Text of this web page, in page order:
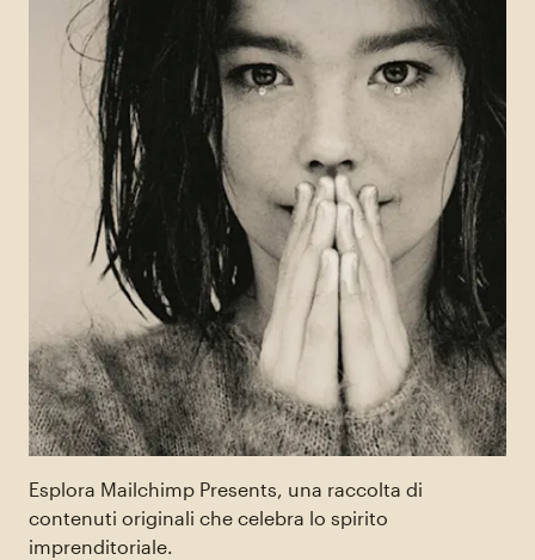
Esplora Mailchimp Presents, una raccolta di
contenuti originali che celebra lo spirito
imprenditoriale.